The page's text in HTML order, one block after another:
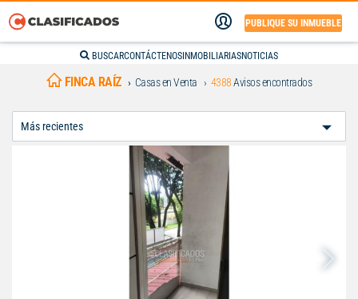
PUBLIQUE SU INMUEBLE
BUSCARCONTÁCTENOS INMOBILIARIASNOTICIAS
FINCA RAÍZ Casas en Venta 4388Avisos encontrados